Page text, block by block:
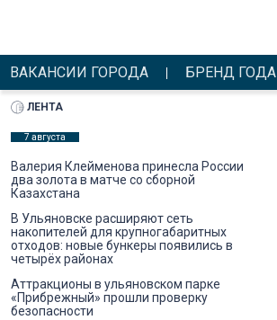
ВАКАНСИИ ГОРОДА БРЕНД ГОДА
ЛЕНТА
7 августа
Валерия Клейменова принесла России
два золота в матче со сборной
Казахстана
В Ульяновске расширяют сеть
накопителей для крупногабаритных
отходов: новые бункеры появились в
четырёх районах
Аттракционы в ульяновском парке
«Прибрежный» прошли проверку
безопасности